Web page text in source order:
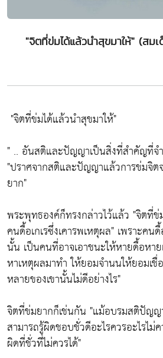
"จิตที่ข่มได้แล้วนำสุขมาให้" (สม
"จิตที่ข่มได้แล้วนำสุขมาให้"
" .. อันสติและปัญญาเป็นสิ่งที่สำคัญที่จ
"ปราศจากสติและปัญญาแล้วการข่มจิต
ยาก"
พระพุทธองค์ก็ทรงกล่าวไว้แล้ว "จิตที่ข่
คนดื้อเกเรซึ่งเคารพเหตุผล" เพราะคน
นั้น เป็นคนที่อาจเอาชนะให้หายดื้อหาย
หาเหตุผลมาทำ ให้ยอมจำนนให้ยอมเชื่
หลายของเขานั้นไม่ดีอย่างไร"
จิตที่ข่มยากก็เช่นกัน "แม้อบรมสติปัญญ
สามารถรู้ผิดชอบชั่วดีอะไรควรอะไรไ
ผิดที่ชั่วที่ไม่ควรได้"